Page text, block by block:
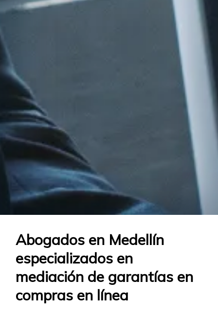
Abogados en Medellín
especializados en
mediación de garantías en
compras en línea